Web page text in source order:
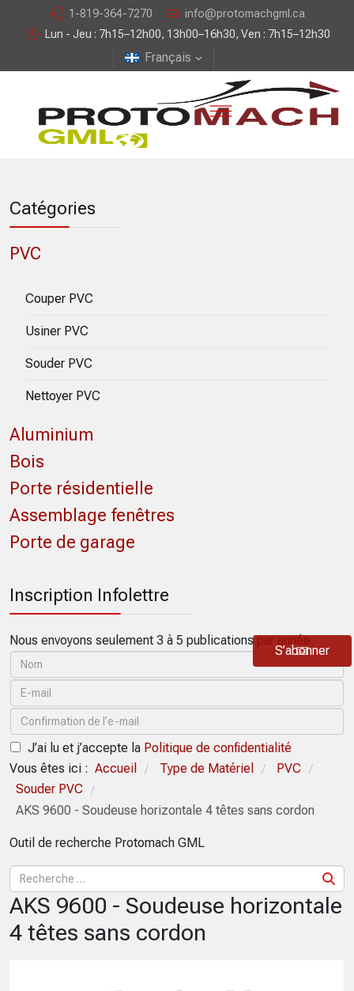
1-819-364-7270
info@protomachgml.ca
Lun - Jeu : 7h15–12h00, 13h00–16h30, Ven : 7h15–12h30
Français
Catégories
PVC
Couper PVC
Usiner PVC
Souder PVC
Nettoyer PVC
Aluminium
Bois
Porte résidentielle
Assemblage fenêtres
Porte de garage
Inscription Infolettre
Nous envoyons seulement 3 à 5 publications par année.
J’ai lu et j’accepte la Politique de confidentialité
S’abonner
Vous êtes ici : Accueil / Type de Matériel / PVC /
Souder PVC /
AKS 9600 - Soudeuse horizontale 4 têtes sans cordon
Outil de recherche Protomach GML
AKS 9600 - Soudeuse horizontale
4 têtes sans cordon